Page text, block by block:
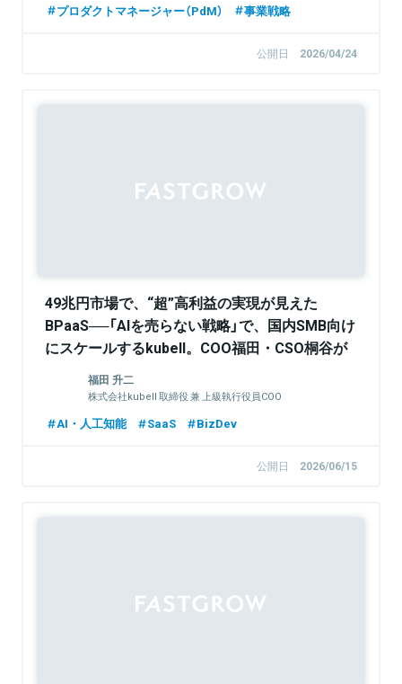
プロダクトマネージャー（PdM）
事業戦略
公開日 2026/04/24
49兆円市場で、“超”高利益の実現が見えた
BPaaS──「AIを売らない戦略」で、国内SMB向け
にスケールするkubell。COO福田・CSO桐谷が
描く最新戦略に迫る
福田 升二
株式会社kubell 取締役 兼 上級執行役員COO
AI・人工知能 SaaS BizDev
公開日 2026/06/15